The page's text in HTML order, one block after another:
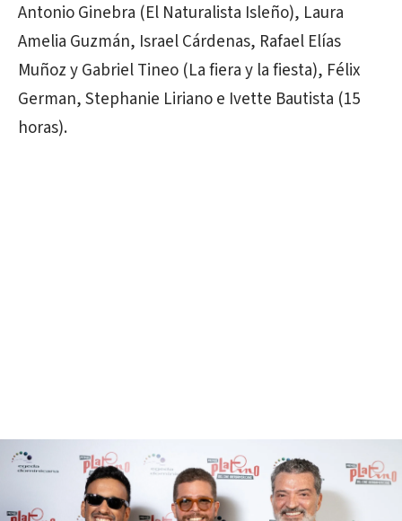
Antonio Ginebra (El Naturalista Isleño), Laura
Amelia Guzmán, Israel Cárdenas, Rafael Elías
Muñoz y Gabriel Tineo (La fiera y la fiesta), Félix
German, Stephanie Liriano e Ivette Bautista (15
horas).